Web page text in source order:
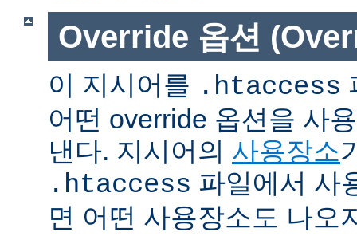
Override 옵션
이 지시어를 .htaccess
어떤 override 옵션을 사
낸다. 지시어의 사용장소
.htaccess 파일에서 사
면 어떤 사용장소도 나오